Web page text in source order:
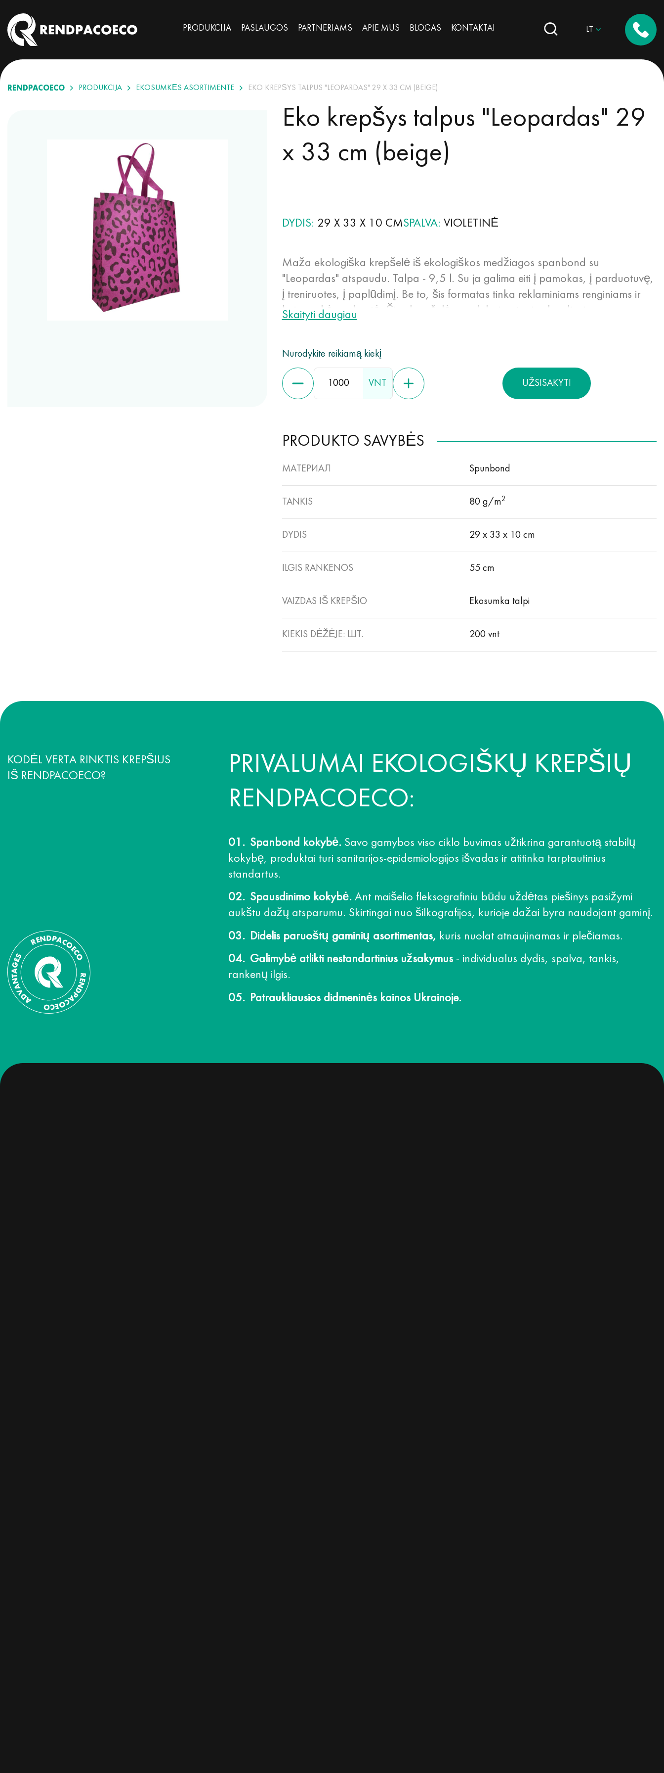
PRODUKCIJA PASLAUGOS PARTNERIAMS APIE MUS BLOGAS KONTAKTAI LT
RENDPACOECO PRODUKCIJA EKOSUMKĖS ASORTIMENTE EKO KREPŠYS TALPUS "LEOPARDAS" 29 X 33 CM (BEIGE)
Eko krepšys talpus "Leopardas" 29
x 33 cm (beige)
DYDIS 29 X 33 X 10 CMSPALVA VIOLETINĖ
Maža ekologiška krepšelė iš ekologiškos medžiagos spanbond su
"Leopardas" atspaudu. Talpa - 9,5 l. Su ja galima eiti į pamokas, į parduotuvę,
į treniruotes, į paplūdimį. Be to, šis formatas tinka reklaminiams renginiams ir
kaip prekės pakuotė. Šios krepšelės yra labai patogios kasdieniam
būti perdirbta, gaminama iš atsinaujinančių išteklių, nepadaro žalos aplinkai
skildama. Be to, jis yra labai stiprus, netoksiškas, hipoalerginis, atsparus
drėgmei ir karščiui.
Skaityti daugiau
Nurodykite reikiamą kiekį
VNT UŽSISAKYTI
PRODUKTO SAVYBĖS
МАТЕРИАЛ Spunbond
TANKIS 80 g/m2
DYDIS 29 x 33 x 10 cm
ILGIS RANKENOS 55 cm
VAIZDAS IŠ KREPŠIO Ekosumka talpi
KIEKIS DĖŽĖJE: ШТ. 200 vnt
KODĖL VERTA RINKTIS KREPŠIUS
IŠ RENDPACOECO?
PRIVALUMAI EKOLOGIŠKŲ KREPŠIŲ
RENDPACOECO:
Spanbond kokybė.Savo gamybos viso ciklo buvimas užtikrina garantuotą stabilų
kokybę, produktai turi sanitarijos-epidemiologijos išvadas ir atitinka tarptautinius
standartus.
Spausdinimo kokybė.Ant maišelio fleksografiniu būdu uždėtas piešinys pasižymi
aukštu dažų atsparumu. Skirtingai nuo šilkografijos, kurioje dažai byra naudojant gaminį.
Didelis paruoštų gaminių asortimentas, kuris nuolat atnaujinamas ir plečiamas.
Galimybė atlikti nestandartinius užsakymus- individualus dydis, spalva, tankis,
rankenų ilgis.
Patraukliausios didmeninės kainos Ukrainoje.